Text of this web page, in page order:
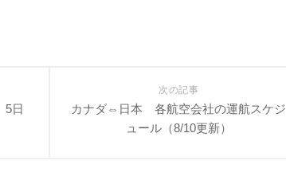
次の記事
カナダ⇔日本 各航空会社の運航スケジ
ュール（8/10更新）
5日